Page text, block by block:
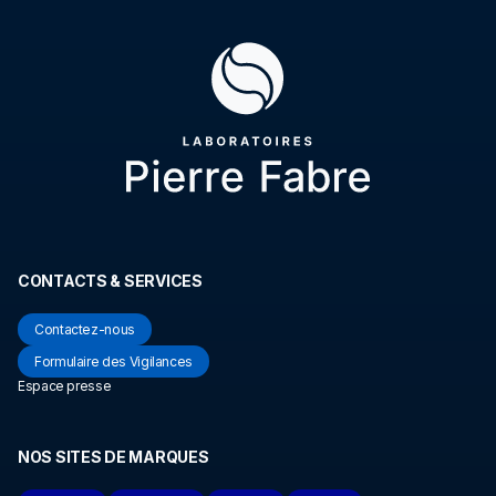
CONTACTS & SERVICES
Contactez-nous
Formulaire des Vigilances
Espace presse
NOS SITES DE MARQUES